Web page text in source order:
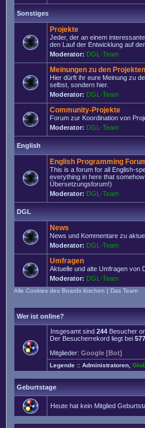
Sonstiges
Projekte
Jeder, der an einem
den Lauf der Entwicklung auf
Moderator: DGL-Team
Meinungen zu den Projekten
Hier dürft ihr eure Meinung zu
selbst, sondern hier.
Moderator: DGL-Team
Community-Projekte
Forum zur Koordination von
Moderator: DGL-Team
English
English Programming
This is a forum for all English-
everything in here that
Übersetzungsforum!)
Moderator: DGL-Team
DGL
News
News und Kommentare zu
Moderator: DGL-Team
Umfragen
Aktuelle und alte Umfragen von
Moderator: DGL-Team
Alle Cookies des Boards löschen | Das Team
Wer ist online?
Insgesamt sind 244 Besucher
Der Besucherrekord liegt bei
Mitglieder: Google [Bot]
Legende :: Administratoren
Geburtstage
Heute hat kein Mitglied